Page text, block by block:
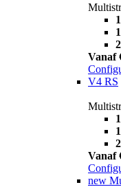
Vanaf
V4 RS
Vanaf
new